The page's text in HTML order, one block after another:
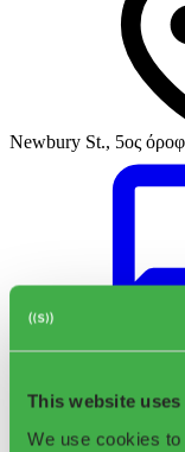
This website
We use cookies
Newbury St., 5ος